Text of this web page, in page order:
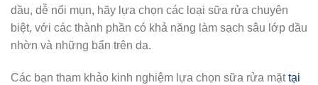
dầu, dễ nổi mụn, hãy lựa chọn các loại sữa rửa chuyên
biệt, với các thành phần có khả năng làm sạch sâu lớp dầu
nhờn và những bẩn trên da.
Các bạn tham khảo kinh nghiệm lựa chọn sữa rửa mặttại